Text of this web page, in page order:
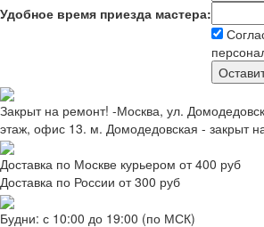
Удобное время приезда мастера:
Закрыт на ремонт! -Москва, ул.
этаж, офис 13. м. Домодедовская - закрыт
Доставка по Москве курьером от 400 руб
Доставка по России от 300 руб
Будни: с 10:00 до 19:00 (по МСК)